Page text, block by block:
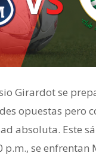
Girardot se
opuestas pero
absoluta. Este
p.m., se enfrentan